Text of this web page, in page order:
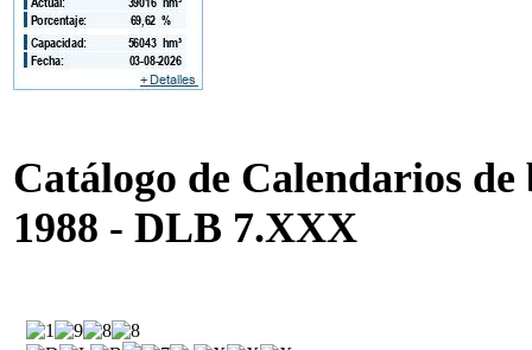
Catálogo de Calendarios
1988 - DLB 7.XXX